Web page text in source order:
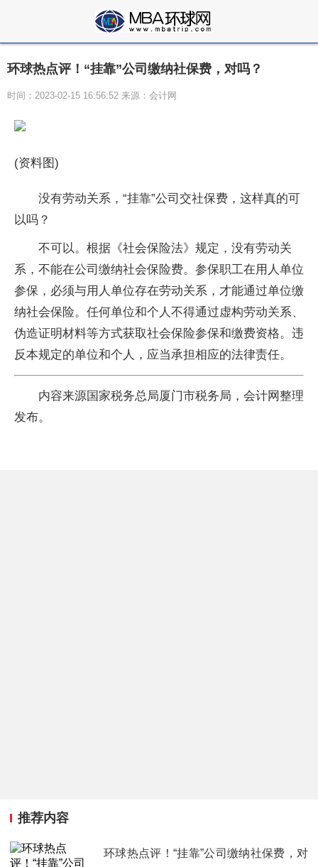
环球热点评！“挂靠”公司缴纳社保费，对吗？
时间：2023-02-15 16:56:52 来源：会计网
(资料图)
没有劳动关系，“挂靠”公司交社保费，这样真的可
以吗？
不可以。根据《社会保险法》规定，没有劳动关
系，不能在公司缴纳社会保险费。参保职工在用人单位
参保，必须与用人单位存在劳动关系，才能通过单位缴
纳社会保险。任何单位和个人不得通过虚构劳动关系、
伪造证明材料等方式获取社会保险参保和缴费资格。违
反本规定的单位和个人，应当承担相应的法律责任。
内容来源国家税务总局厦门市税务局，会计网整理
发布。
推荐内容
环球热点评！“挂靠”公司缴纳社保费，对